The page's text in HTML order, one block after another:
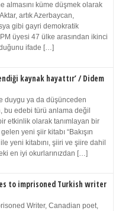
almasını küme düşmek olarak
artık Azerbaycan,
gibi gayri demokratik
üyesi 47 ülke arasından ikinci
ifade […]
kaynak hayattır’ / Didem
duygu ya da düşünceden
bu edebi türü anlama değil
etkinlik olarak tanımlayan bir
yeni şiir kitabı “Bakışın
yeni kitabını, şiiri ve şiire dahil
en iyi okurlarınızdan […]
to imprisoned Turkish writer
Writer, Canadian poet,